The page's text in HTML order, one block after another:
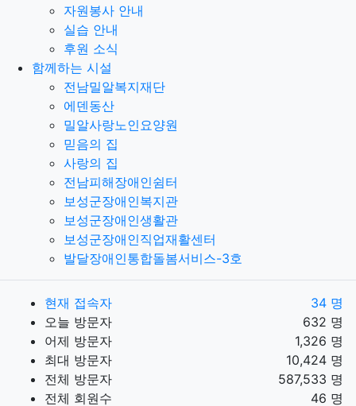
자원봉사 안내
실습 안내
후원 소식
함께하는 시설
전남밀알복지재단
에덴동산
밀알사랑노인요양원
믿음의 집
사랑의 집
전남피해장애인쉼터
보성군장애인복지관
보성군장애인생활관
보성군장애인직업재활센터
발달장애인통합돌봄서비스-3호
현재 접속자
34 명
오늘 방문자
632 명
어제 방문자
1,326 명
최대 방문자
10,424 명
전체 방문자
587,533 명
전체 회원수
46 명